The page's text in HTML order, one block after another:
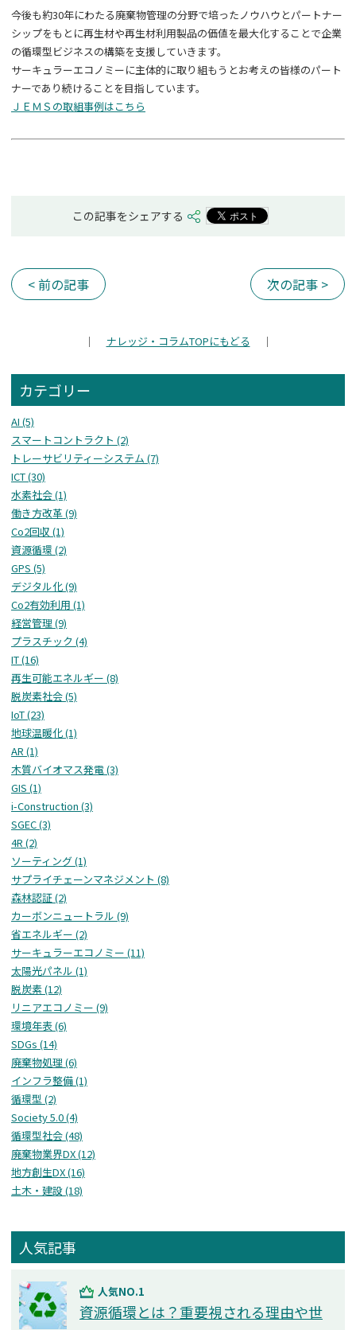
今後も約30年にわたる廃棄物管理の分野で培ったノウハウとパートナー
シップをもとに再生材や再生材利用製品の価値を最大化することで企業
の循環型ビジネスの構築を支援していきます。
サーキュラーエコノミーに主体的に取り組もうとお考えの皆様のパート
ナーであり続けることを目指しています。
ＪＥＭＳの取組事例はこちら
この記事をシェアする
< 前の記事 次の記事 >
｜ ナレッジ・コラムTOPにもどる ｜
カテゴリー
AI (5)
スマートコントラクト (2)
トレーサビリティーシステム (7)
ICT (30)
水素社会 (1)
働き方改革 (9)
Co2回収 (1)
資源循環 (2)
GPS (5)
デジタル化 (9)
Co2有効利用 (1)
経営管理 (9)
プラスチック (4)
IT (16)
再生可能エネルギー (8)
脱炭素社会 (5)
IoT (23)
地球温暖化 (1)
AR (1)
木質バイオマス発電 (3)
GIS (1)
i-Construction (3)
SGEC (3)
4R (2)
ソーティング (1)
サプライチェーンマネジメント (8)
森林認証 (2)
カーボンニュートラル (9)
省エネルギー (2)
サーキュラーエコノミー (11)
太陽光パネル (1)
脱炭素 (12)
リニアエコノミー (9)
環境年表 (6)
SDGs (14)
廃棄物処理 (6)
インフラ整備 (1)
循環型 (2)
Society 5.0 (4)
循環型社会 (48)
廃棄物業界DX (12)
地方創生DX (16)
⼟⽊・建設 (18)
人気記事
人気NO.1
資源循環とは？重要視される理由や世